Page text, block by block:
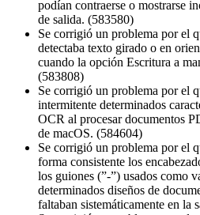
podían contraerse o mostrarse
de salida. (583580)
Se corrigió un problema por el
detectaba texto girado o en
cuando la opción Escritura a
(583808)
Se corrigió un problema por el
intermitente determinados
OCR al procesar documentos
de macOS. (584604)
Se corrigió un problema por el
forma consistente los
los guiones (”-”) usados como
determinados diseños de
faltaban sistemáticamente en la